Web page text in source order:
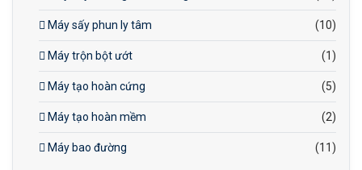
Máy sấy phun ly tâm (10)
Máy trộn bột ướt (1)
Máy tạo hoàn cứng (5)
Máy tạo hoàn mềm (2)
Máy bao đường (11)